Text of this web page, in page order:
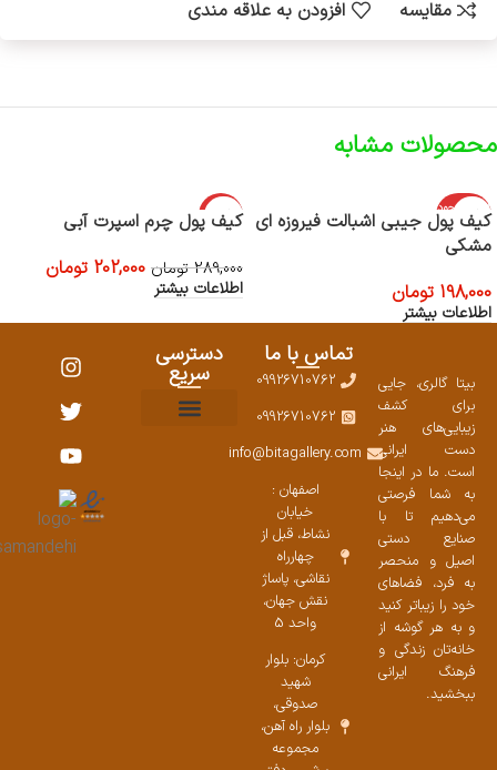
مقایسه افزودن به علاقه مندی
محصولات مشابه
اتمام موجود
ی
کیف پول جیبی اشبالت فیروزه ای
مشکی
198,000 تومان
اطلاعات بیشتر
-30%
ی
کیف پول چرم اسپرت آبی
289,000 تومان 202,000 تومان
اطلاعات بیشتر
بیتا گالری، جایی
برای کشف
زیبایی‌های هنر
دست ایرانی
است. ما در اینجا
به شما فرصتی
می‌دهیم تا با
صنایع دستی
اصیل و منحصر
به فرد، فضاهای
خود را زیباتر کنید
و به هر گوشه از
خانه‌تان زندگی و
فرهنگ ایرانی
ببخشید.
تماس با ما
09926710762
09926710762
info@bitagallery.com
اصفهان :
خیابان
نشاط، قبل از
چهارراه
نقاشی، پاساژ
نقش جهان،
واحد 5
کرمان: بلوار
شهید
صدوقی،
بلوار راه آهن،
مجموعه
دسترسی
سریع